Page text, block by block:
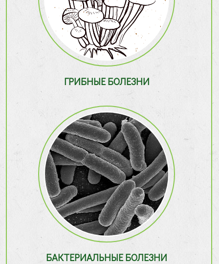
ГРИБНЫЕ БОЛЕЗНИ
БАКТЕРИАЛЬНЫЕ БОЛЕЗНИ